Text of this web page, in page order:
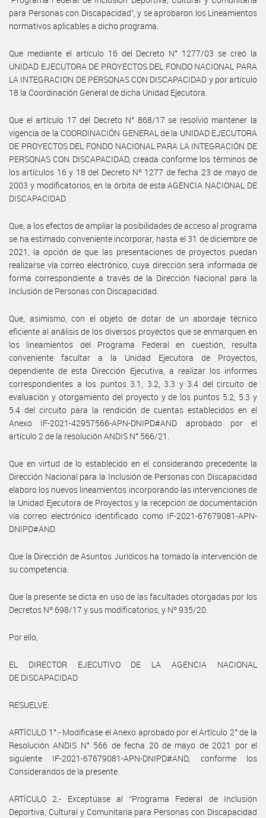
para Personas con Discapacidad”, y se aprobaron los Lineamientos
normativos aplicables a dicho programa.
Que mediante el artículo 16 del Decreto N° 1277/03 se creó la
UNIDAD EJECUTORA DE PROYECTOS DEL FONDO NACIONAL PARA
LA INTEGRACION DE PERSONAS CON DISCAPACIDAD y por artículo
18 la Coordinación General de dicha Unidad Ejecutora.
Que el artículo 17 del Decreto N° 868/17 se resolvió mantener la
vigencia de la COORDINACIÓN GENERAL de la UNIDAD EJECUTORA
DE PROYECTOS DEL FONDO NACIONAL PARA LA INTEGRACIÓN DE
PERSONAS CON DISCAPACIDAD, creada conforme los términos de
los artículos 16 y 18 del Decreto Nº 1277 de fecha 23 de mayo de
2003 y modificatorios, en la órbita de esta AGENCIA NACIONAL DE
DISCAPACIDAD.
Que, a los efectos de ampliar la posibilidades de acceso al programa
se ha estimado conveniente incorporar, hasta el 31 de diciembre de
2021, la opción de que las presentaciones de proyectos puedan
realizarse vía correo electrónico, cuya dirección será informada de
forma correspondiente a través de la Dirección Nacional para la
Inclusión de Personas con Discapacidad.
Que, asimismo, con el objeto de dotar de un abordaje técnico
eficiente al análisis de los diversos proyectos que se enmarquen en
los lineamientos del Programa Federal en cuestión, resulta
conveniente facultar a la Unidad Ejecutora de Proyectos,
dependiente de esta Dirección Ejecutiva, a realizar los informes
correspondientes a los puntos 3.1, 3.2, 3.3 y 3.4 del circuito de
evaluación y otorgamiento del proyecto y de los puntos 5.2, 5.3 y
5.4 del circuito para la rendición de cuentas establecidos en el
Anexo IF-2021-42957566-APN-DNIPD#AND aprobado por el
artículo 2 de la resolución ANDIS N° 566/21.
Que en virtud de lo establecido en el considerando precedente la
Dirección Nacional para la Inclusión de Personas con Discapacidad
elaboro los nuevos lineamientos incorporando las intervenciones de
la Unidad Ejecutora de Proyectos y la recepción de documentación
vía correo electrónico identificado como IF-2021-67679081-APN-
DNIPD#AND
Que la Dirección de Asuntos Jurídicos ha tomado la intervención de
su competencia.
Que la presente se dicta en uso de las facultades otorgadas por los
Decretos Nº 698/17 y sus modificatorios, y Nº 935/20.
Por ello,
EL DIRECTOR EJECUTIVO DE LA AGENCIA NACIONAL
DE DISCAPACIDAD
RESUELVE:
ARTÍCULO 1°.- Modificase el Anexo aprobado por el Artículo 2° de la
Resolución ANDIS N° 566 de fecha 20 de mayo de 2021 por el
siguiente IF-2021-67679081-APN-DNIPD#AND, conforme los
Considerandos de la presente.
ARTÍCULO 2.- Exceptúase al “Programa Federal de Inclusión
Deportiva, Cultural y Comunitaria para Personas con Discapacidad